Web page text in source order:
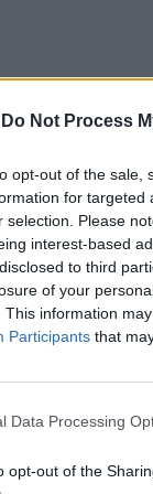
Do Not Process
opt-out of the sale,
for targeted
selection. Please
interest-based
to third
of your
This information
Participants that
Data Processing
opt-out of the
autarquia,
indicando
para 2026 e
eleitos